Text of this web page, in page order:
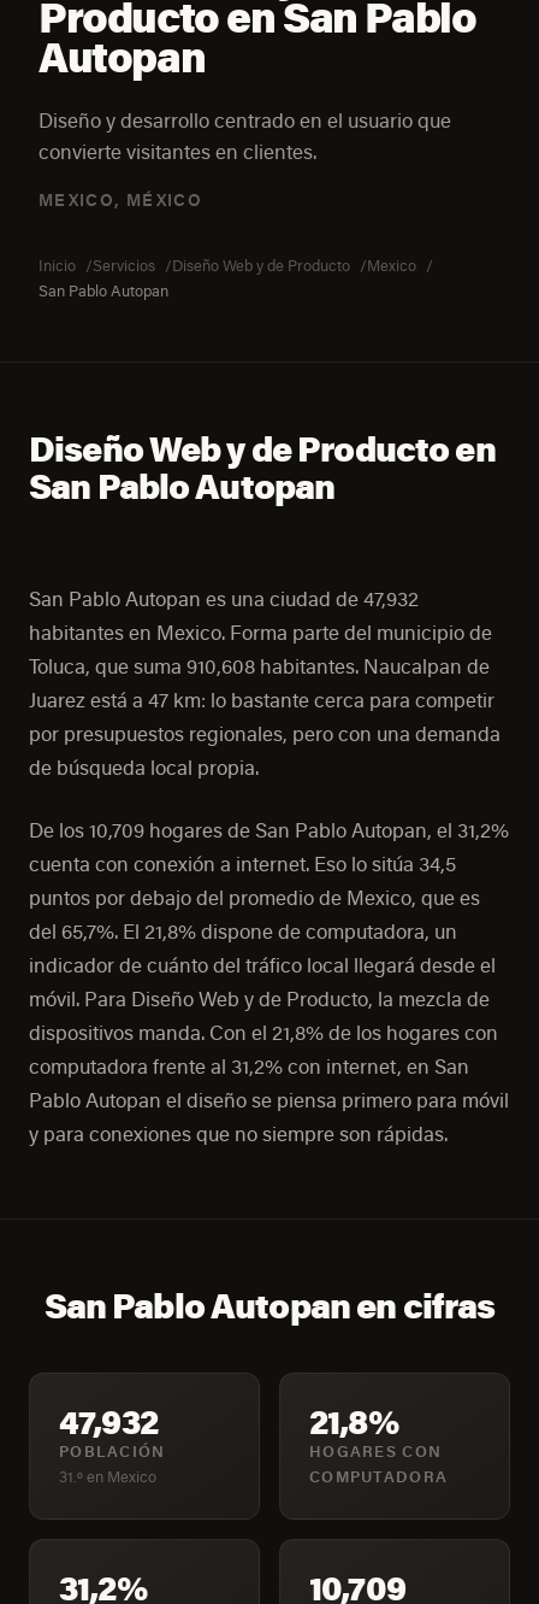
Producto en San Pablo
Autopan
Diseño y desarrollo centrado en el usuario que
convierte visitantes en clientes.
MEXICO, MÉXICO
Inicio Servicios Diseño Web y de Producto
Mexico
San Pablo Autopan
Diseño Web y de Producto en
San Pablo Autopan
San Pablo Autopan es una ciudad de 47,932
habitantes en Mexico. Forma parte del municipio de
Toluca, que suma 910,608 habitantes. Naucalpan de
Juarez está a 47 km: lo bastante cerca para competir
por presupuestos regionales, pero con una demanda
de búsqueda local propia.
De los 10,709 hogares de San Pablo Autopan, el 31,2%
cuenta con conexión a internet. Eso lo sitúa 34,5
puntos por debajo del promedio de Mexico, que es
del 65,7%. El 21,8% dispone de computadora, un
indicador de cuánto del tráfico local llegará desde el
móvil. Para Diseño Web y de Producto, la mezcla de
dispositivos manda. Con el 21,8% de los hogares con
computadora frente al 31,2% con internet, en San
Pablo Autopan el diseño se piensa primero para móvil
y para conexiones que no siempre son rápidas.
San Pablo Autopan en cifras
47,932
POBLACIÓN
31.º en Mexico
21,8%
HOGARES CON
COMPUTADORA
31,2% 10,709